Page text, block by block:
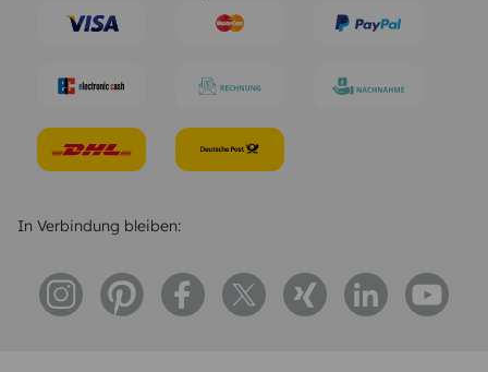
Konfirmation Glückwünsche
In Verbindung bleiben: